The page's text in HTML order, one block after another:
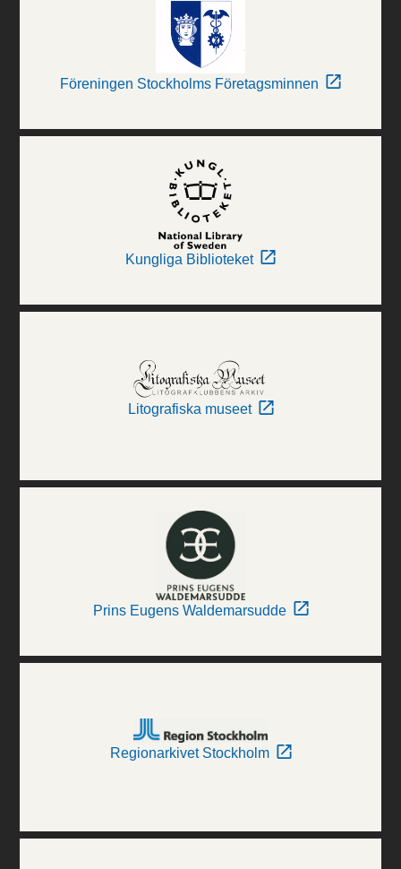
Föreningen Stockholms Företagsminnen
Kungliga Biblioteket
Litografiska museet
Prins Eugens Waldemarsudde
Regionarkivet Stockholm